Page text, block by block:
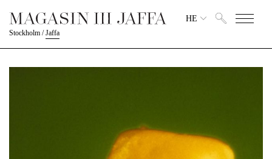
Stockholm /Jaffa
HE